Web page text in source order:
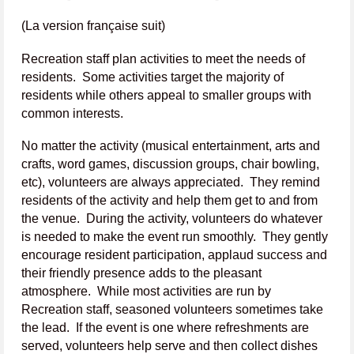
(La version française suit)
Recreation staff plan activities to meet the needs of
residents. Some activities target the majority of
residents while others appeal to smaller groups with
common interests.
No matter the activity (musical entertainment, arts and
crafts, word games, discussion groups, chair bowling,
etc), volunteers are always appreciated. They remind
residents of the activity and help them get to and from
the venue. During the activity, volunteers do whatever
is needed to make the event run smoothly. They gently
encourage resident participation, applaud success and
their friendly presence adds to the pleasant
atmosphere. While most activities are run by
Recreation staff, seasoned volunteers sometimes take
the lead. If the event is one where refreshments are
served, volunteers help serve and then collect dishes